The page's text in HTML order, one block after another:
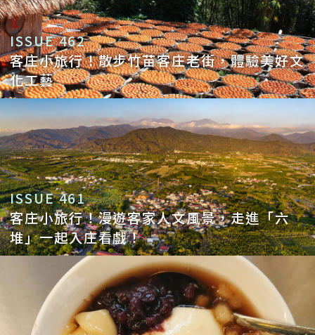
ISSUE 462
客庄小旅行！散步竹苗客庄老街，體驗美好文
化工藝
ISSUE 461
客庄小旅行！漫遊客家人文風景，走進「六
堆」一起入庄看戲！